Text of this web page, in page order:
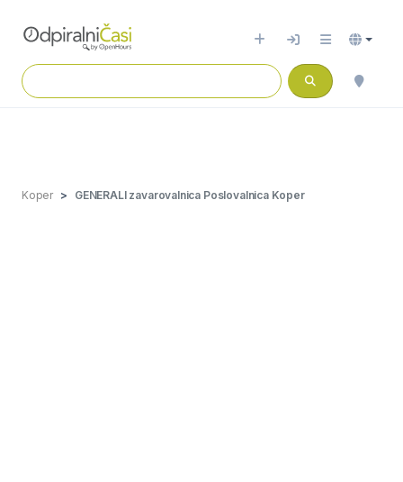
Koper GENERALI zavarovalnica Poslovalnica Koper